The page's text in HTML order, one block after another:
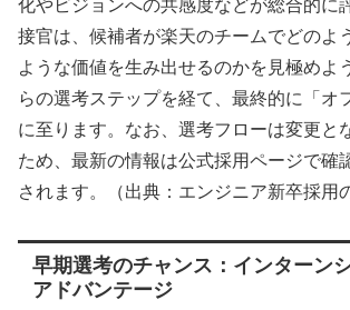
化やビジョンへの共感度などが総合的に
接官は、候補者が楽天のチームでどのよ
ような価値を生み出せるのかを見極めよ
らの選考ステップを経て、最終的に「オ
に至ります。なお、選考フローは変更と
ため、最新の情報は公式採用ページで確
されます。（出典：エンジニア新卒採用
早期選考のチャンス：インターン
アドバンテージ